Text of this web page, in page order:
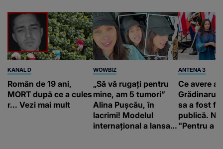
KANAL D
Român de 19 ani,
MORT după ce a cules
r... Vezi mai mult
WOWBIZ
„Să vă rugați pentru
mine, am 5 tumori”
Alina Pușcău, în
lacrimi! Modelul
internațional a lansat
ANTENA 3
Ce avere
Grădinaru.
sa a fost
publică.
"Pentru a